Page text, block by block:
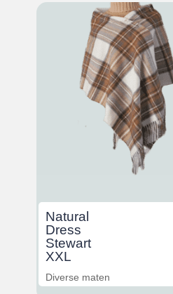
Natural
Dress
Stewart
XXL
Diverse maten